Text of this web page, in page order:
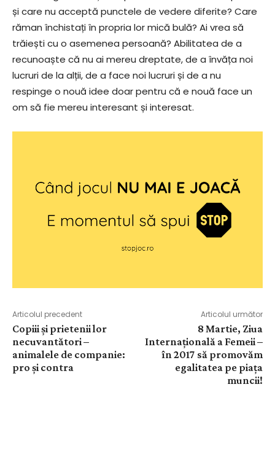
și care nu acceptă punctele de vedere diferite? Care
răman închistați în propria lor mică bulă? Ai vrea să
trăiești cu o asemenea persoană? Abilitatea de a
recunoaște că nu ai mereu dreptate, de a învăța noi
lucruri de la alții, de a face noi lucruri și de a nu
respinge o nouă idee doar pentru că e nouă face un
om să fie mereu interesant și interesat.
Articolul precedent
Copiii și prietenii lor
necuvantători –
animalele de companie:
pro și contra
Articolul următor
8 Martie, Ziua
Internațională a Femeii –
în 2017 să promovăm
egalitatea pe piața
muncii!